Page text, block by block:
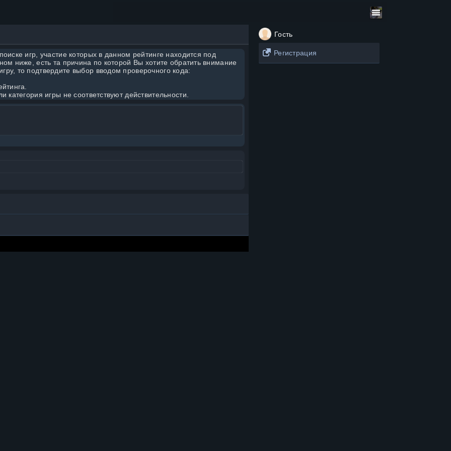
Гость
Регистрация
игр, участие которых в данном рейтинге находится под
ниже, есть та причина по которой Вы хотите обратить внимание
то подтвердите выбор вводом проверочного кода:
игры не соответствуют действительности.